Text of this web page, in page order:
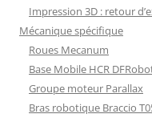
Impression 3D : retour
Mécanique spécifique
Roues Mecanum
Base Mobile HCR
Groupe moteur Parallax
Bras robotique Braccio